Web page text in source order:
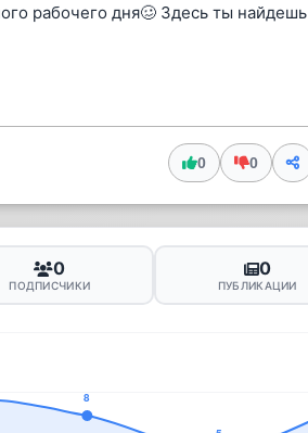
рабочего дня🥴 Здесь ты найдешь
0 0
0
ПОДПИСЧИКИ
0
ПУБЛИКАЦИИ